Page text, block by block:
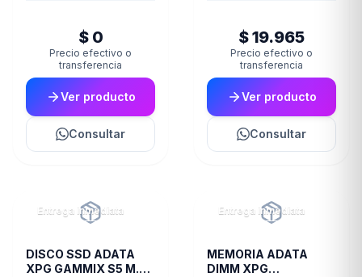
$ 0
Precio efectivo o
transferencia
Ver producto
Consultar
$ 19.965
Precio efectivo o
transferencia
Ver producto
Consultar
Entrega inmediata
DISCO SSD ADATA
XPG GAMMIX S5 M.2
Entrega inmediata
MEMORIA ADATA
DIMM XPG